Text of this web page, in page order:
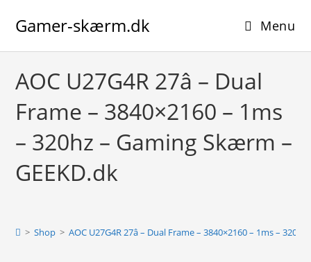
Gamer-skærm.dk Menu
AOC U27G4R 27â – Dual
Frame – 3840×2160 – 1ms
– 320hz – Gaming Skærm –
GEEKD.dk
> Shop > AOC U27G4R 27â – Dual Frame – 3840×2160 – 1ms –